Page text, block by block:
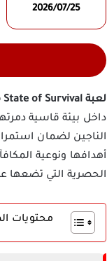
2026/07/25
لعبة State of Survival مهكرة اخر اصدار
داخل بيئة قاسية
الناجين لضمان
أهدافها ونوعية
الحصرية التي تضعها
محتويات